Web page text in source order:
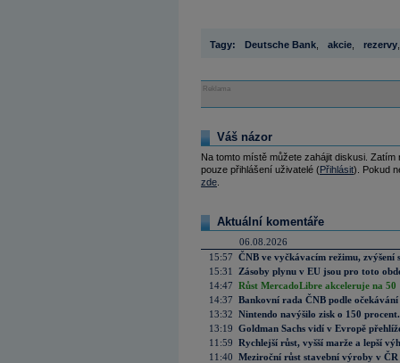
Tagy: Deutsche Bank akcie rezervy
Reklama
Váš názor
Na tomto místě můžete zahájit diskusi.
pouze přihlášení uživatelé (Přihlásit). Pokud
zde
Aktuální komentáře
06.08.2026
15:57 ČNB ve vyčkávacím režimu, zvýšení
15:31
Zásoby plynu v EU jsou pro toto
14:47 Růst MercadoLibre akceleruje na
14:37 Bankovní rada ČNB podle
13:32 Nintendo navýšilo zisk o 150
13:19 Goldman Sachs vidí v Evropě
11:59 Rychlejší růst, vyšší marže a lepší
11:40 Meziroční růst stavební výroby v